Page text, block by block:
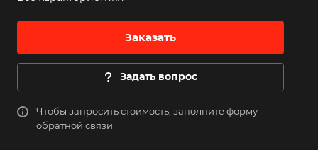
Заказать
Задать вопрос
Чтобы запросить стоимость, заполните форму
обратной связи